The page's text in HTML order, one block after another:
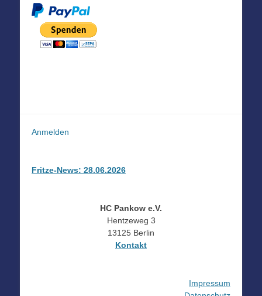
Anmelden
Fritze-News: 28.06.2026
HC Pankow e.V.
Hentzeweg 3
13125 Berlin
Kontakt
Impressum